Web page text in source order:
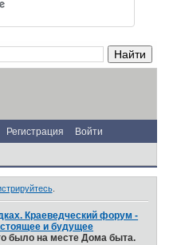
Регистрация Войти
.
Краеведческий форум -
и будущее
было на месте Дома быта.